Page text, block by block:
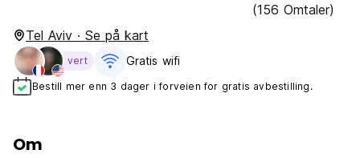
(156 Omtaler)
Tel Aviv · Se på kart
vert Gratis wifi‎
Bestill mer enn 3 dager i forveien for gratis avbestilling.
Om